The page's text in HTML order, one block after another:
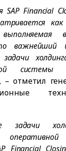
SAP Financial
важнейший
задачи
системы
– отметил
задачи
Financial